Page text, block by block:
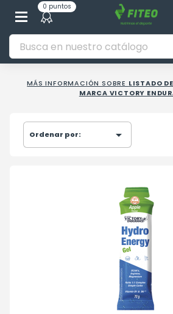
0 puntos
MÁS INFORMACIÓN SOBRE LISTADO
MARCA VICTORY
Ordenar por: 